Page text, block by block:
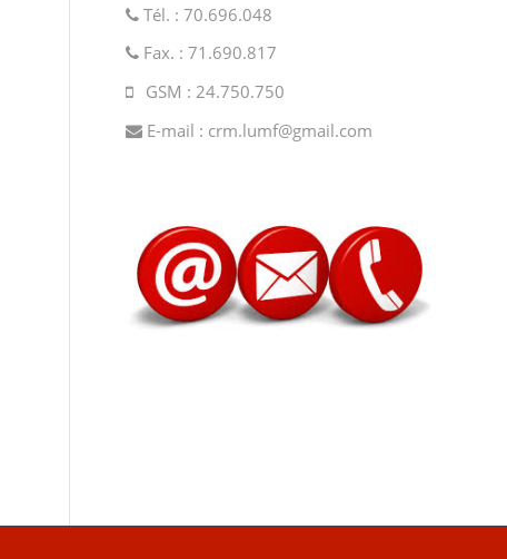
Tél. : 70.696.048
Fax. : 71.690.817
GSM : 24.750.750
E-mail : crm.lumf@gmail.com